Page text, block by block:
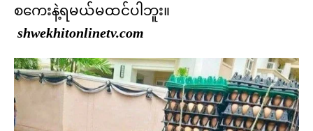
စကေးနဲ့ရမယ်မထင်ပါဘူး။
shwekhitonlinetv.com